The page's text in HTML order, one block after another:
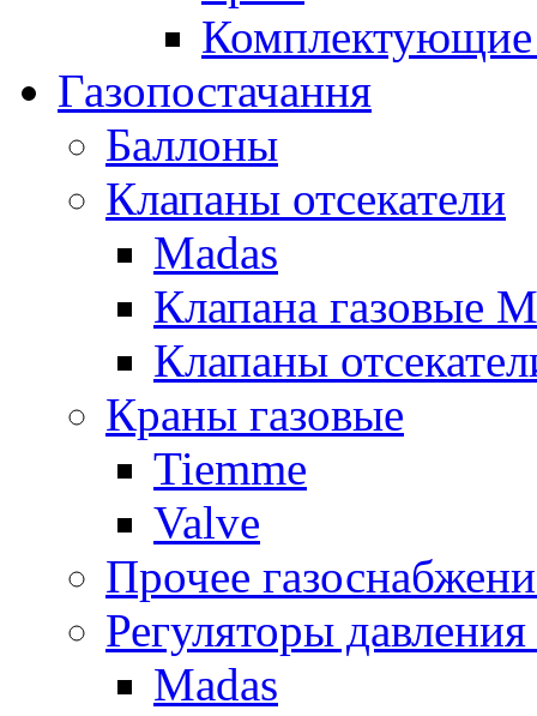
Комплектующие
Газопостачання
Баллоны
Клапаны отсекатели
Madas
Клапана газовые
Клапаны
Краны газовые
Tiemme
Valve
Прочее
Регуляторы давления
Madas